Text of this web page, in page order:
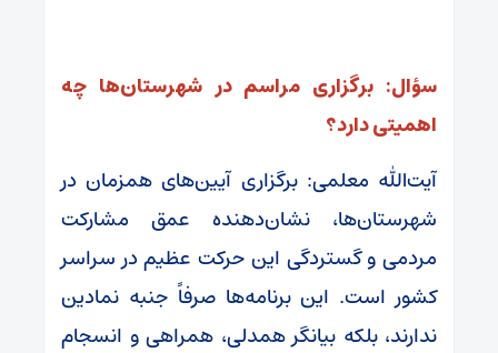
سؤال: برگزاری مراسم در شهرستان‌ها چه
اهمیتی دارد؟
آیت‌الله معلمی: برگزاری آیین‌های همزمان در
شهرستان‌ها، نشان‌دهنده عمق مشارکت
مردمی و گستردگی این حرکت عظیم در سراسر
کشور است. این برنامه‌ها صرفاً جنبه نمادین
ندارند، بلکه بیانگر همدلی، همراهی و انسجام